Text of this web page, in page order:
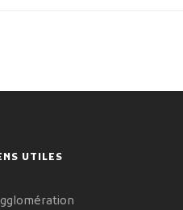
UTILES